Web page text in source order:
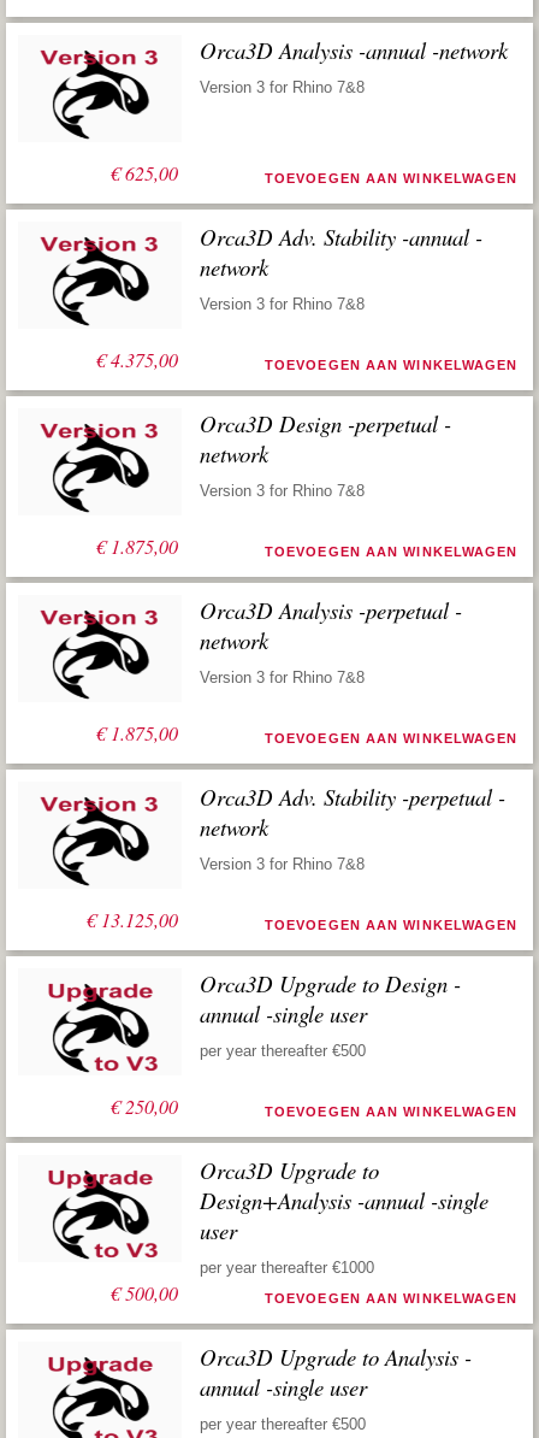
€625,00
Orca3D Analysis -annual -network
Version 3 for Rhino 7&8
TOEVOEGEN AAN WINKELWAGEN
€4.375,00
Orca3D Adv. Stability -annual -
network
Version 3 for Rhino 7&8
TOEVOEGEN AAN WINKELWAGEN
€1.875,00
Orca3D Design -perpetual -
network
Version 3 for Rhino 7&8
TOEVOEGEN AAN WINKELWAGEN
€1.875,00
Orca3D Analysis -perpetual -
network
Version 3 for Rhino 7&8
TOEVOEGEN AAN WINKELWAGEN
€13.125,00
Orca3D Adv. Stability -perpetual -
network
Version 3 for Rhino 7&8
TOEVOEGEN AAN WINKELWAGEN
€250,00
Orca3D Upgrade to Design -
annual -single user
per year thereafter €500
TOEVOEGEN AAN WINKELWAGEN
€500,00
Orca3D Upgrade to
Design+Analysis -annual -single
user
per year thereafter €1000
TOEVOEGEN AAN WINKELWAGEN
Orca3D Upgrade to Analysis -
annual -single user
per year thereafter €500